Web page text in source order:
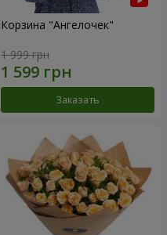
Корзина "Ангелочек"
1 999 грн
Заказать